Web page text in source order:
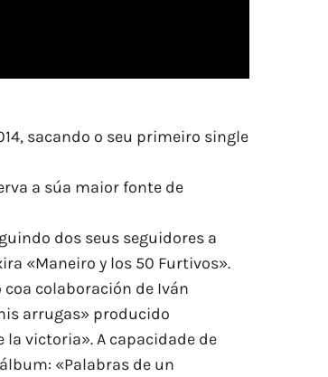
sacando o seu primeiro single
a súa maior fonte de
dos seus seguidores a
«Maneiro y los 50 Furtivos».
colaboración de Iván
arrugas» producido
la victoria». A capacidade de
«Palabras de un